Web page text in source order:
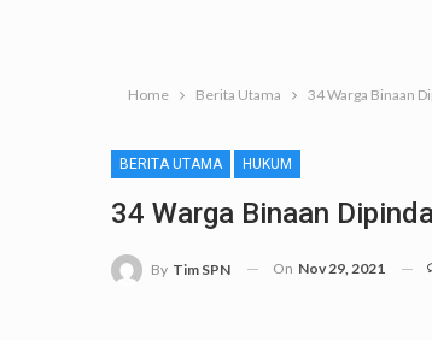
Home Berita Utama 34 Warga Binaan
BERITA UTAMA HUKUM
34 Warga Binaan
By Tim SPN On Nov 29, 2021